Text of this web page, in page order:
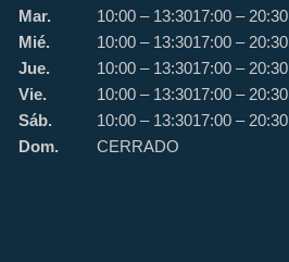
Mar. 10:00 – 13:3017:00 – 20:30
Mié.
10:00 – 13:3017:00 – 20:30
Jue.
10:00 – 13:3017:00 – 20:30
Vie.
10:00 – 13:3017:00 – 20:30
Sáb.
10:00 – 13:3017:00 – 20:30
Dom.
CERRADO